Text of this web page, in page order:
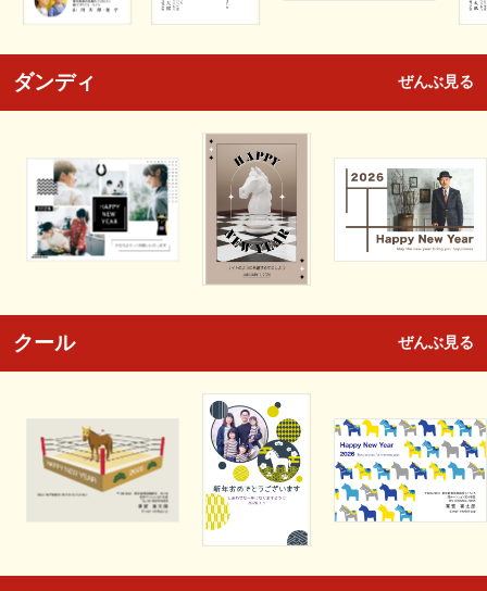
ダンディ ぜんぶ見る
クール ぜんぶ見る